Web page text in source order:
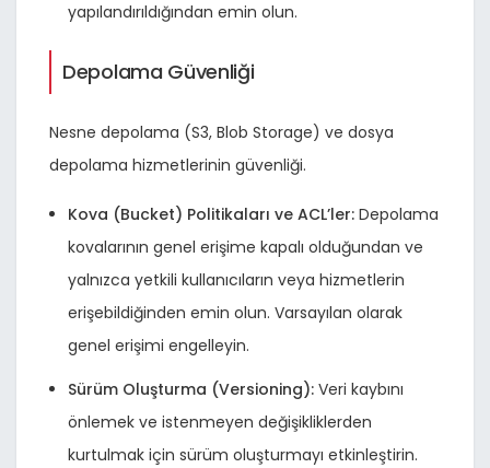
yapılandırıldığından emin olun.
Depolama Güvenliği
Nesne depolama (S3, Blob Storage) ve dosya
depolama hizmetlerinin güvenliği.
Kova (Bucket) Politikaları ve ACL’ler: Depolama
kovalarının genel erişime kapalı olduğundan ve
yalnızca yetkili kullanıcıların veya hizmetlerin
erişebildiğinden emin olun. Varsayılan olarak
genel erişimi engelleyin.
Sürüm Oluşturma (Versioning): Veri kaybını
önlemek ve istenmeyen değişikliklerden
kurtulmak için sürüm oluşturmayı etkinleştirin.